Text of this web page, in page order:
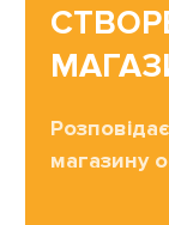
магазину